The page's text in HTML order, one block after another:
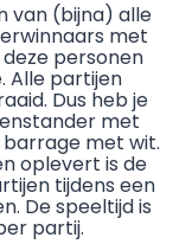
van (bijna) alle
met
personen
Alle partijen
Dus heb je
met
barrage met wit.
oplevert is de
tijdens een
De speeltijd is
partij.